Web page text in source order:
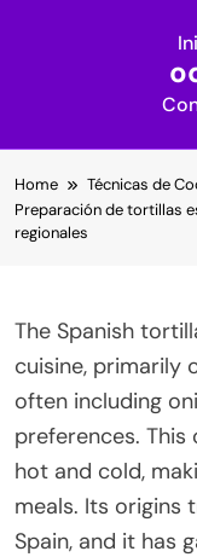
to
content
Home
Técnicas de
Preparación de tortillas
regionales
The Spanish
cuisine, primarily
often including
preferences.
hot and cold,
meals. Its origins
Spain, and it has